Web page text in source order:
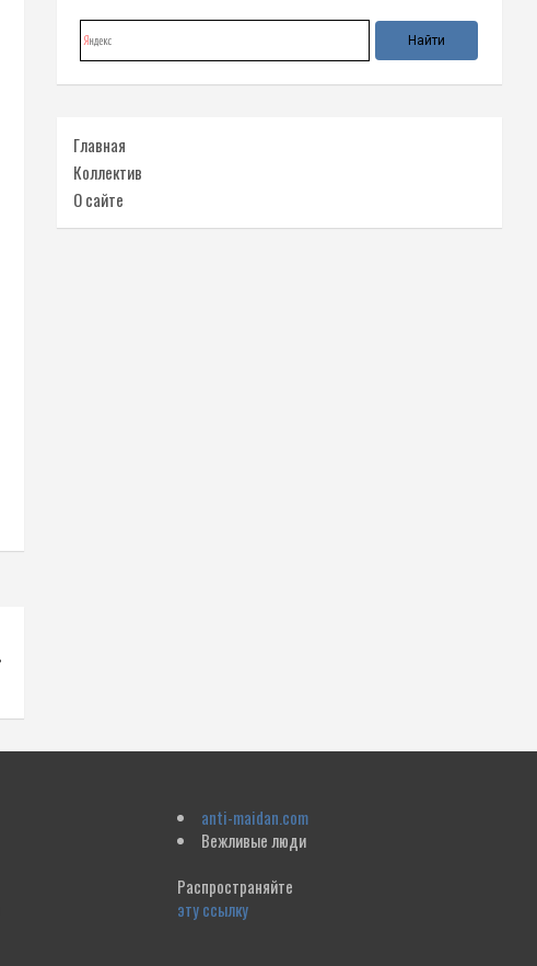
Главная
Коллектив
О сайте
anti-maidan.com
Вежливые люди
Распространяйте
эту ссылку